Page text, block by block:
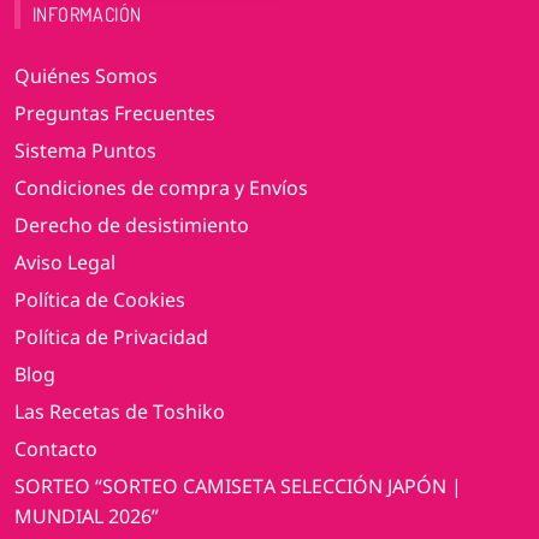
INFORMACIÓN
Quiénes Somos
Preguntas Frecuentes
Sistema Puntos
Condiciones de compra y Envíos
Derecho de desistimiento
Aviso Legal
Política de Cookies
Política de Privacidad
Blog
Las Recetas de Toshiko
Contacto
SORTEO “SORTEO CAMISETA SELECCIÓN JAPÓN |
MUNDIAL 2026”